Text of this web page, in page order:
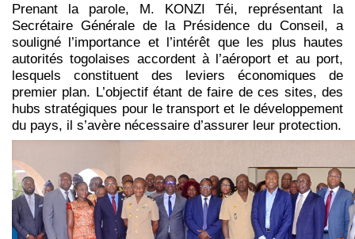
Prenant la parole, M. KONZI Téi, représentant la
Secrétaire Générale de la Présidence du Conseil, a
souligné l’importance et l’intérêt que les plus hautes
autorités togolaises accordent à l’aéroport et au port,
lesquels constituent des leviers économiques de
premier plan. L’objectif étant de faire de ces sites, des
hubs stratégiques pour le transport et le développement
du pays, il s’avère nécessaire d’assurer leur protection.